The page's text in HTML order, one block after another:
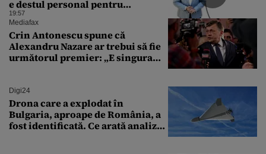
e destul personal pentru
combaterea infecţiilor
nosocomiale
19:57
Mediafax
Crin Antonescu spune că
Alexandru Nazare ar trebui să fie
următorul premier: „E singura
Digi24
Drona care a explodat în
Bulgaria, aproape de România, a
fost identificată. Ce arată analiza